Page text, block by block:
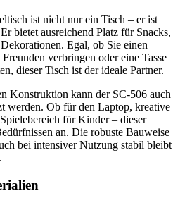
ist nicht nur ein Tisch – er ist
bietet ausreichend Platz für Snacks,
Egal, ob Sie einen
verbringen oder eine Tasse
dieser Tisch ist der ideale Partner.
Konstruktion kann der SC-506 auch
werden. Ob für den Laptop, kreative
für Kinder – dieser
an. Die robuste Bauweise
bei intensiver Nutzung stabil bleibt